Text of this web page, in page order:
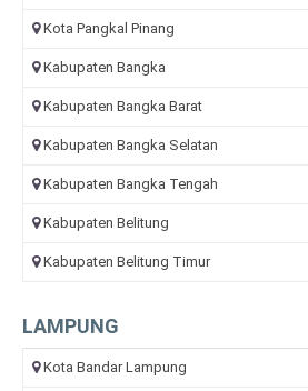
Kota Pangkal Pinang
Kabupaten Bangka
Kabupaten Bangka Barat
Kabupaten Bangka Selatan
Kabupaten Bangka Tengah
Kabupaten Belitung
Kabupaten Belitung Timur
LAMPUNG
Kota Bandar Lampung